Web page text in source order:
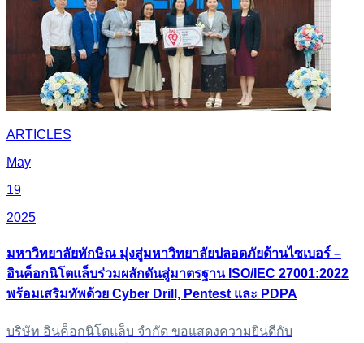
ARTICLES
May
19
2025
มหาวิทยาลัยทักษิณ มุ่งสู่มหาวิทยาลัยปลอดภัยด้านไซเบอร์ –
อินค็อกนิโตแล็บร่วมผลักดันสู่มาตรฐาน ISO/IEC 27001:2022
พร้อมเสริมทัพด้วย Cyber Drill, Pentest และ PDPA
บริษัท อินค็อกนิโตแล็บ จำกัด ขอแสดงความยินดีกับ